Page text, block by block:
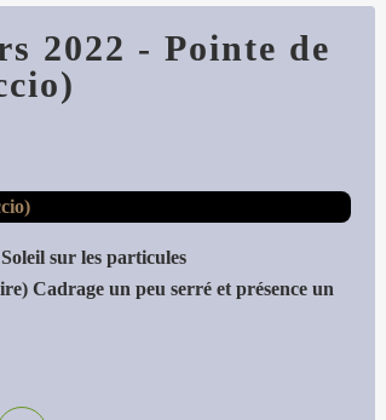
2022 - Pointe de
sur les particules
Cadrage un peu serré et présence un